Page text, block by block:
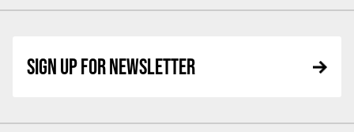
SIGN UP FOR NEWSLETTER